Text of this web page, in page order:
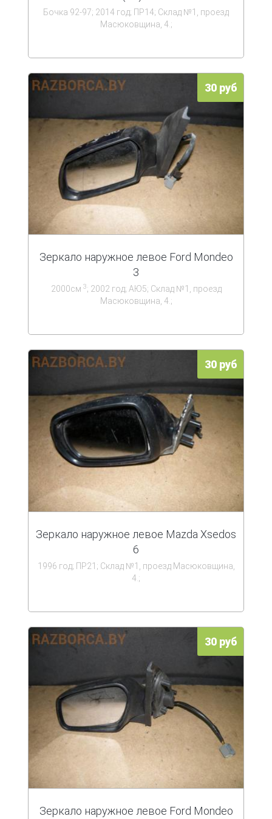
Бочка 92-97; 2014 год; ПР14; Склад №1, проезд
Масюковщина, 4.;
30 руб
Зеркало наружное левое Ford Mondeo
3
2000см 3; 2002 год; АЮ5; Склад №1, проезд
Масюковщина, 4.;
30 руб
Зеркало наружное левое Mazda Xsedos
6
1996 год; ПР21; Склад №1, проезд Масюковщина,
4.;
30 руб
Зеркало наружное левое Ford Mondeo